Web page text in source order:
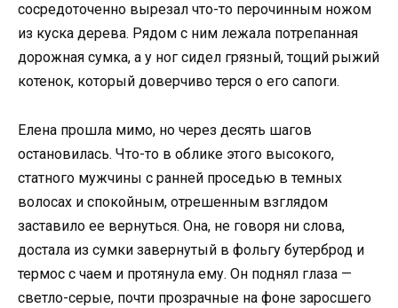
сосредоточенно вырезал что-то перочинным ножом
из куска дерева. Рядом с ним лежала потрепанная
дорожная сумка, а у ног сидел грязный, тощий рыжий
котенок, который доверчиво терся о его сапоги.
Елена прошла мимо, но через десять шагов
остановилась. Что-то в облике этого высокого,
статного мужчины с ранней проседью в темных
волосах и спокойным, отрешенным взглядом
заставило ее вернуться. Она, не говоря ни слова,
достала из сумки завернутый в фольгу бутерброд и
термос с чаем и протянула ему. Он поднял глаза —
светло-серые, почти прозрачные на фоне заросшего